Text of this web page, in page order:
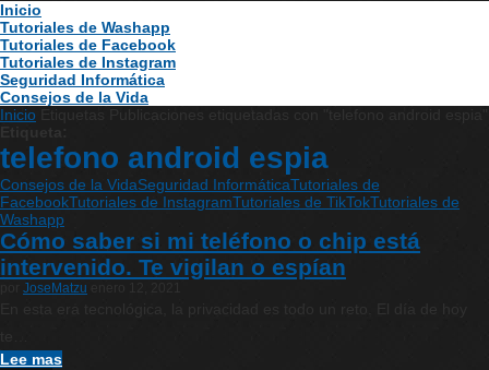
Inicio
Tutoriales de Washapp
Tutoriales de Facebook
Tutoriales de Instagram
Seguridad Informática
Consejos de la Vida
Inicio
Etiqueta:
telefono android espia
Consejos de la VidaSeguridad InformáticaTutoriales de
FacebookTutoriales de InstagramTutoriales de TikTokTutoriales de
Washapp
Cómo saber si mi teléfono o chip está
intervenido. Te vigilan o espían
JoseMatzu
En esta era tecnológica, la privacidad es todo un reto. El día de hoy
Lee mas